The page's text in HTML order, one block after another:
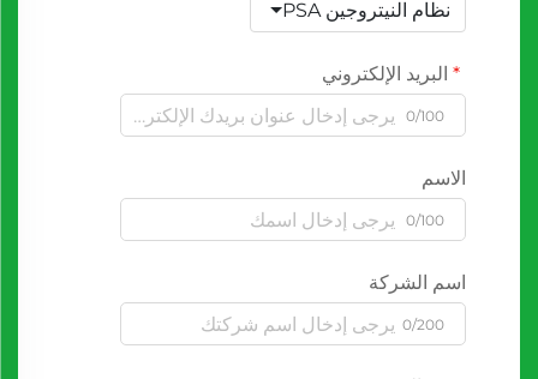
نظام النيتروجين PSA
البريد الإلكتروني
0/100
الاسم
0/100
اسم الشركة
0/200